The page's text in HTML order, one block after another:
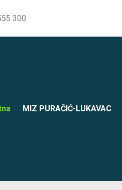
300
MIZ PURAČIĆ-LUKAVAC